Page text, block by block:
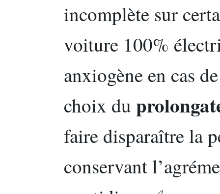
incomplète sur
voiture 100%
anxiogène en cas
choix du
faire disparaître la
conservant